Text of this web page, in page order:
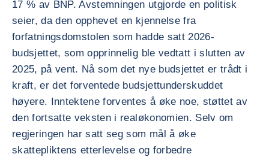
17 % av BNP. Avstemningen utgjorde en politisk
seier, da den opphevet en kjennelse fra
forfatningsdomstolen som hadde satt 2026-
budsjettet, som opprinnelig ble vedtatt i slutten av
2025, på vent. Nå som det nye budsjettet er trådt i
kraft, er det forventede budsjettunderskuddet
høyere. Inntektene forventes å øke noe, støttet av
den fortsatte veksten i realøkonomien. Selv om
regjeringen har satt seg som mål å øke
skattepliktens etterlevelse og forbedre